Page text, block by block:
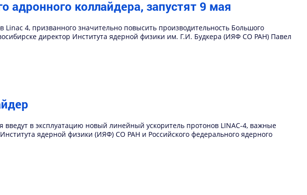
коллайдера, запустят 9 мая
4, призванного значительно повысить производительность Большого
директор Института ядерной физики им. Г.И. Будкера (ИЯФ СО РАН) Павел
в эксплуатацию новый линейный ускоритель протонов LINAC-4, важные
ядерной физики (ИЯФ) СО РАН и Российского федерального ядерного